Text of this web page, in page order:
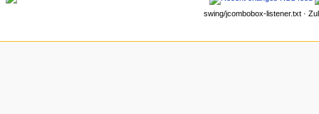
swing/jcombobox-listener.txt ·